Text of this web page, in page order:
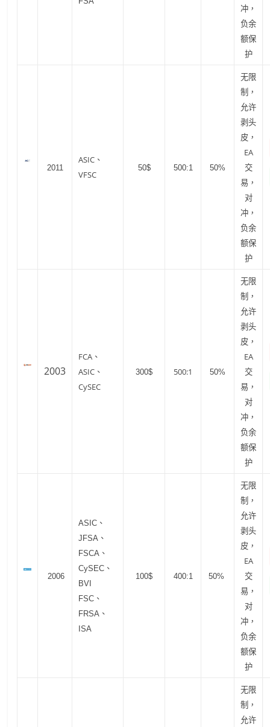
冲，
负余
额保
护
2011
ASIC、
VFSC
50$ 500:1 50%
无限
制，
允许
剥头
皮，
EA
交
易，
对
冲，
负余
额保
护
2003
FCA、
ASIC、
CySEC
300$ 500:1 50%
无限
制，
允许
剥头
皮，
EA
交
易，
对
冲，
负余
额保
护
2006
ASIC、
JFSA、
FSCA、
CySEC、
BVI
FSC、
FRSA、
ISA
100$ 400:1 50%
无限
制，
允许
剥头
皮，
EA
交
易，
对
冲，
负余
额保
护
无限
制，
允许